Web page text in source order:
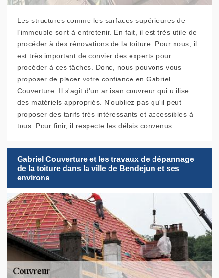
Les structures comme les surfaces supérieures de
l'immeuble sont à entretenir. En fait, il est très utile de
procéder à des rénovations de la toiture. Pour nous, il
est très important de convier des experts pour
procéder à ces tâches. Donc, nous pouvons vous
proposer de placer votre confiance en Gabriel
Couverture. Il s'agit d'un artisan couvreur qui utilise
des matériels appropriés. N'oubliez pas qu'il peut
proposer des tarifs très intéressants et accessibles à
tous. Pour finir, il respecte les délais convenus.
Gabriel Couverture et les travaux de dépannage
de la toiture dans la ville de Bendejun et ses
environs